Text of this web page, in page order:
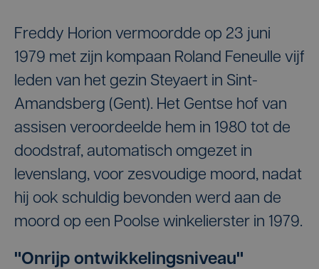
Freddy Horion vermoordde op 23 juni
1979 met zijn kompaan Roland Feneulle vijf
leden van het gezin Steyaert in Sint-
Amandsberg (Gent). Het Gentse hof van
assisen veroordeelde hem in 1980 tot de
doodstraf, automatisch omgezet in
levenslang, voor zesvoudige moord, nadat
hij ook schuldig bevonden werd aan de
moord op een Poolse winkelierster in 1979.
"Onrijp ontwikkelingsniveau"